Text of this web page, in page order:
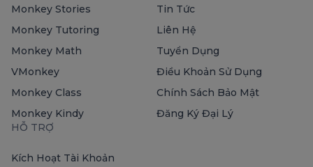
Monkey Stories
Monkey Tutoring
Monkey Math
VMonkey
Monkey Class
Monkey Kindy
Tin Tức
Liên Hệ
Tuyển Dụng
Điều Khoản Sử Dụng
Chính Sách Bảo Mật
Đăng Ký Đại Lý
HỖ TRỢ
Kích Hoạt Tài Khoản